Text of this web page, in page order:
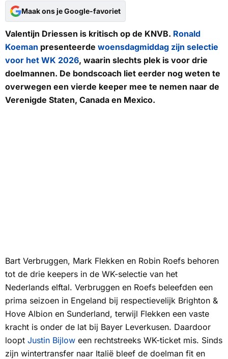
Maak ons je Google-favoriet
Valentijn Driessen is kritisch op de KNVB. Ronald
Koeman presenteerde woensdagmiddag zijn selectie
voor het WK 2026, waarin slechts plek is voor drie
doelmannen. De bondscoach liet eerder nog weten te
overwegen een vierde keeper mee te nemen naar de
Verenigde Staten, Canada en Mexico.
Bart Verbruggen, Mark Flekken en Robin Roefs behoren
tot de drie keepers in de WK-selectie van het
Nederlands elftal. Verbruggen en Roefs beleefden een
prima seizoen in Engeland bij respectievelijk Brighton &
Hove Albion en Sunderland, terwijl Flekken een vaste
kracht is onder de lat bij Bayer Leverkusen. Daardoor
loopt Justin Bijlow een rechtstreeks WK-ticket mis. Sinds
zijn wintertransfer naar Italië bleef de doelman fit en